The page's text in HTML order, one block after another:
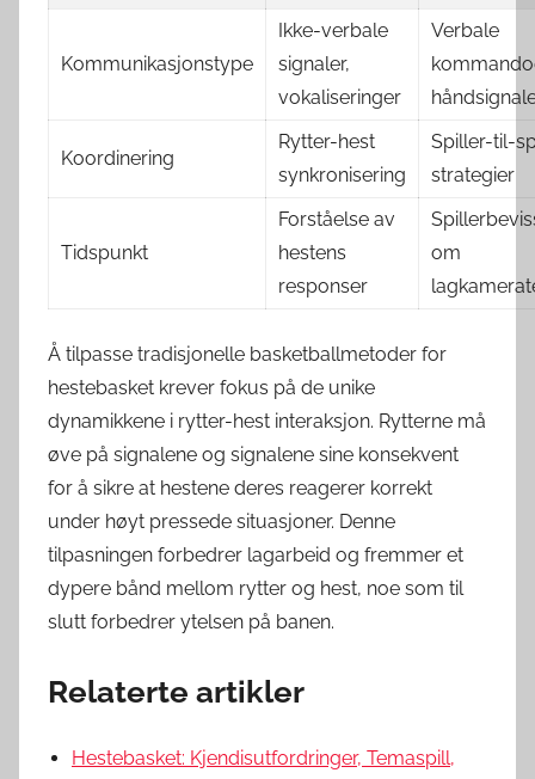
Kommunikasjonstype
Ikke-verbale
signaler,
vokaliseringer
Verbale
Koordinering
Rytter-hest
synkronisering
Spiller-til-
strategier
Tidspunkt
Forståelse av
hestens
responser
om
Å tilpasse tradisjonelle basketballmetoder for
hestebasket krever fokus på de unike
dynamikkene i rytter-hest interaksjon. Rytterne må
øve på signalene og signalene sine konsekvent
for å sikre at hestene deres reagerer korrekt
under høyt pressede situasjoner. Denne
tilpasningen forbedrer lagarbeid og fremmer et
dypere bånd mellom rytter og hest, noe som til
slutt forbedrer ytelsen på banen.
Relaterte artikler
Hestebasket: Kjendisutfordringer, Temaspill,